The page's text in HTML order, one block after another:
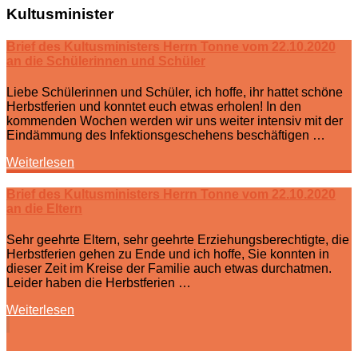
Kultusminister
Brief des Kultusministers Herrn Tonne vom 22.10.2020
an die Schülerinnen und Schüler
Liebe Schülerinnen und Schüler, ich hoffe, ihr hattet schöne
Herbstferien und konntet euch etwas erholen! In den
kommenden Wochen werden wir uns weiter intensiv mit der
Eindämmung des Infektionsgeschehens beschäftigen …
Weiterlesen
Brief des Kultusministers Herrn Tonne vom 22.10.2020
an die Eltern
Sehr geehrte Eltern, sehr geehrte Erziehungsberechtigte, die
Herbstferien gehen zu Ende und ich hoffe, Sie konnten in
dieser Zeit im Kreise der Familie auch etwas durchatmen.
Leider haben die Herbstferien …
Weiterlesen